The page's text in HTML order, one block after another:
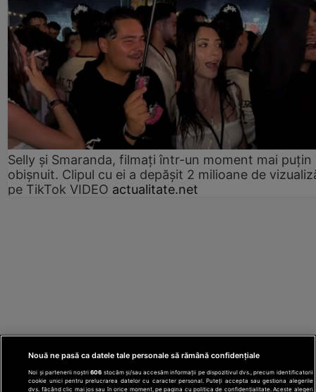
Selly și Smaranda, filmați într-un moment mai puțin
obișnuit. Clipul cu ei a depășit 2 milioane de
pe TikTok VIDEO actualitate.net
Nouă ne pasă ca datele tale personale să rămână confidențiale
Noi și partenerii noștri606 stocăm și/sau accesăm informații pe dispozitivul dvs., precum identificatorii
cookie unici pentru prelucrarea datelor cu caracter personal. Puteți accepta sau gestiona alegerile
dvs. făcând clic mai jos sau în orice moment, pe pagina cu politica de confidențialitate. Aceste alegeri